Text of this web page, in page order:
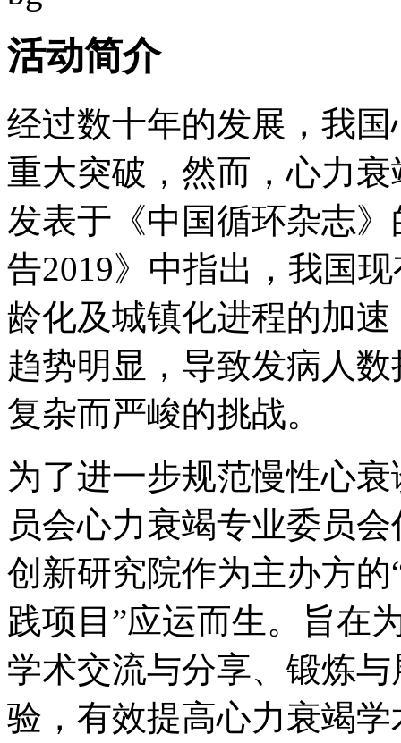
活动简介
经过数十年的发展，我
重大突破，然而，心力
发表于《中国循环杂志
告2019》中指出，我国
龄化及城镇化进程的加
趋势明显，导致发病人
复杂而严峻的挑战。
为了进一步规范慢性心
员会心力衰竭专业委员
创新研究院作为主办方
践项目”应运而生。旨在
学术交流与分享、锻炼
验，有效提高心力衰竭